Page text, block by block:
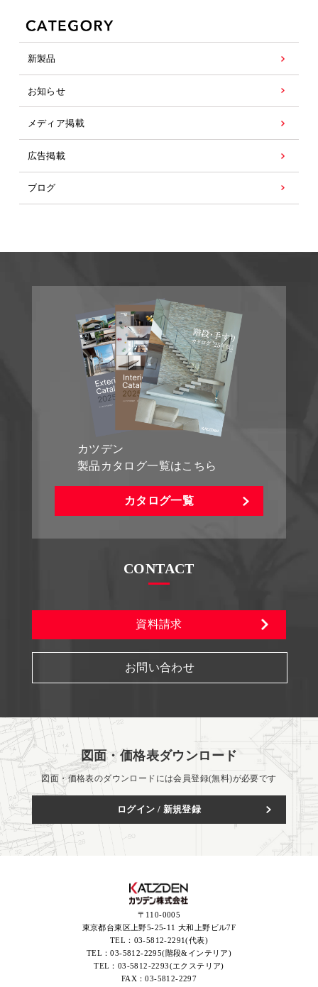
新製品
お知らせ
メディア掲載
広告掲載
ブログ
カツデン
製品カタログ一覧はこちら
カタログ一覧
CONTACT
資料請求
お問い合わせ
図面・価格表ダウンロード
図面・価格表のダウンロードには会員登録(無料)が必要です
ログイン / 新規登録
〒110-0005
東京都台東区上野5-25-11 大和上野ビル7F
TEL： 03-5812-2291(代表)
TEL：03-5812-2295(階段&インテリア)
TEL： 03-5812-2293(エクステリア)
FAX：03-5812-2297